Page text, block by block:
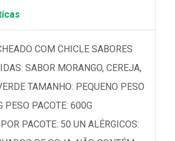
COM CHICLE SABORES
SABOR MORANGO, CEREJA,
TAMANHO: PEQUENO PESO
PESO PACOTE: 600G
PACOTE: 50 UN ALÉRGICOS: